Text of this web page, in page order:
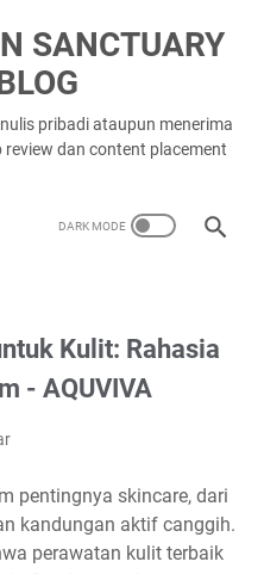
SANCTUARY
pribadi ataupun menerima
dan content placement
Kulit: Rahasia
- AQUVIVA
pentingnya skincare, dari
kandungan aktif canggih.
perawatan kulit terbaik